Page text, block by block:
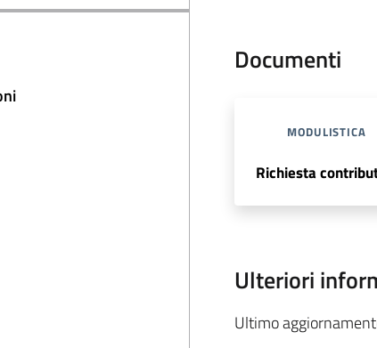
Documenti
MODULISTICA
Richiesta
Ulteriori
Ultimo